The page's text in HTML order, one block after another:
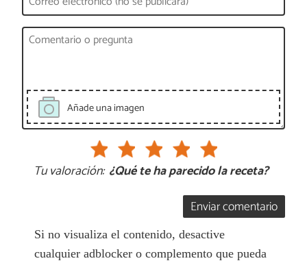
Añade una imagen
Tu valoración: ¿Qué te ha parecido la receta?
Enviar comentario
Si no visualiza el contenido, desactive
cualquier adblocker o complemento que pueda